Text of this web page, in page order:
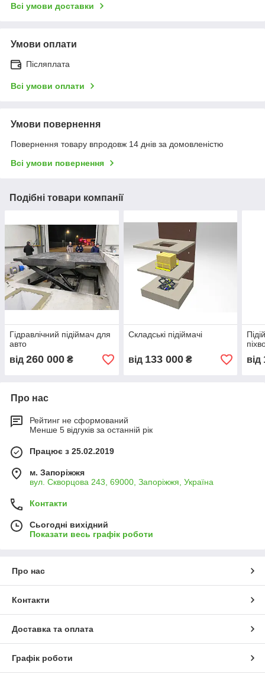
Всі умови доставки
Умови оплати
Післяплата
Всі умови оплати
Умови повернення
Повернення товару впродовж 14 днів за домовленістю
Всі умови повернення
Подібні товари компанії
Гідравлічний підіймач для
авто
від 260 000 ₴
Складські підіймачі
від 133 000₴ від
Про нас
Рейтинг не сформований
Менше 5 відгуків за останній рік
Працює з 25.02.2019
м. Запоріжжя
вул. Скворцова 243, 69000, Запоріжжя, Україна
Контакти
Сьогодні вихідний
Показати весь графік роботи
Про нас
Контакти
Доставка та оплата
Графік роботи